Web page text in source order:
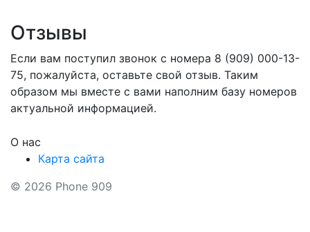
Отзывы
Если вам поступил звонок с номера 8 (909) 000-13-
75, пожалуйста, оставьте свой отзыв. Таким
образом мы вместе с вами наполним базу номеров
актуальной информацией.
О нас
Карта сайта
© 2026 Phone 909